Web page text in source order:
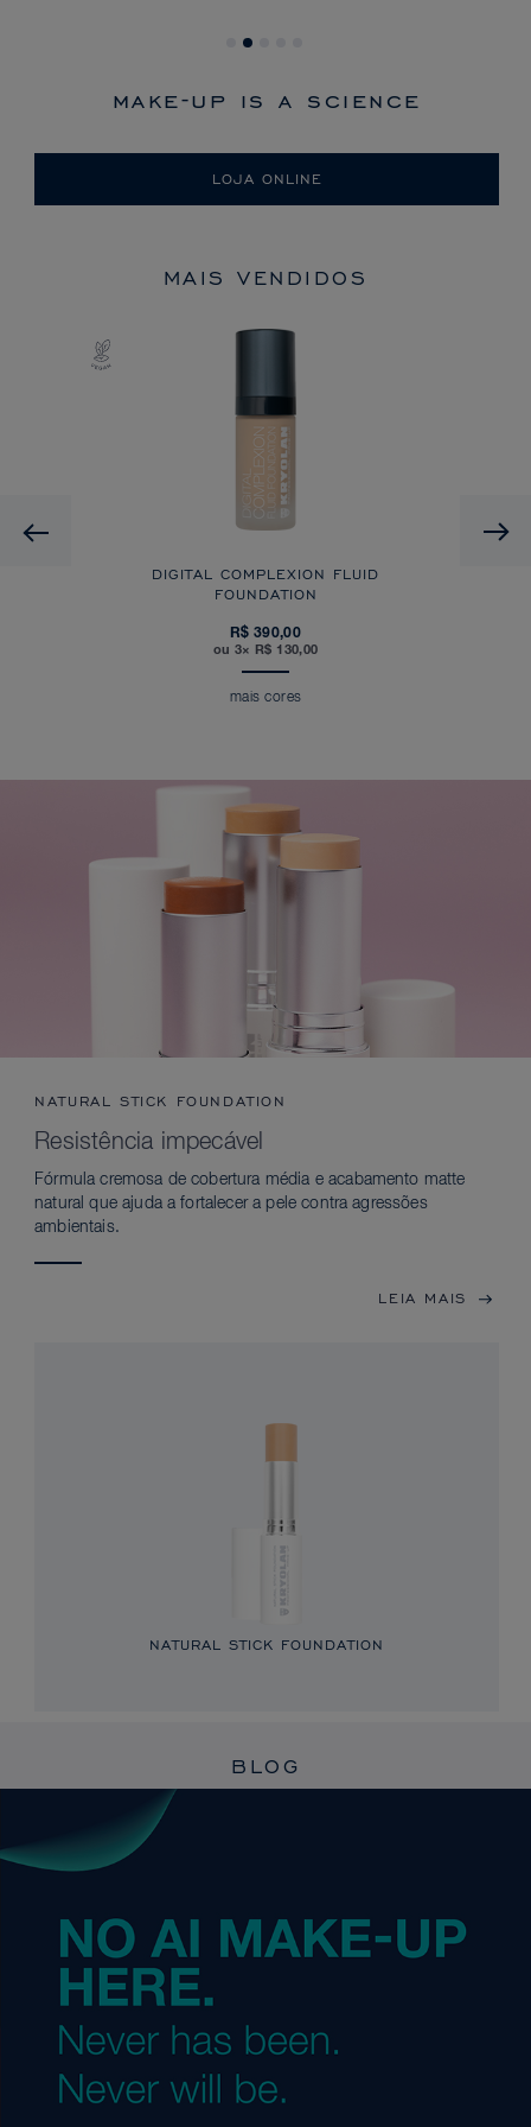
make-up is a science
LOJA ONLINE
MAIS VENDIDOS
Previous
DIGITAL COMPLEXION FLUID
FOUNDATION
R$ 390,00
ou 3× R$ 130,00
mais cores
NATURAL STICK FOUNDATION
Resistência impecável
Fórmula cremosa de cobertura média e acabamento matte
natural que ajuda a fortalecer a pele contra agressões
ambientais.
LEIA MAIS
NATURAL STICK FOUNDATION
BLOG